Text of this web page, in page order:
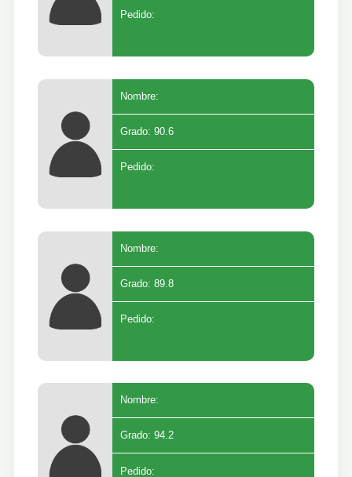
Pedido:
Nombre:
Grado: 90.6
Pedido:
Nombre:
Grado: 89.8
Pedido:
Nombre:
Grado: 94.2
Pedido: